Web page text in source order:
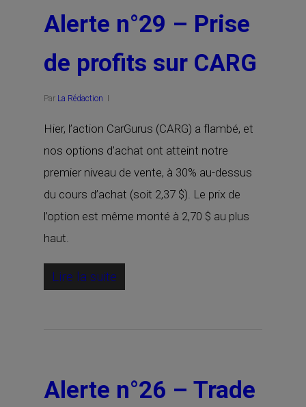
Alerte n°29 – Prise
de profits sur CARG
Par La Rédaction
Hier, l’action CarGurus (CARG) a flambé, et
nos options d’achat ont atteint notre
premier niveau de vente, à 30% au-dessus
du cours d’achat (soit 2,37 $). Le prix de
l’option est même monté à 2,70 $ au plus
haut.
Lire la suite
Alerte n°26 – Trade